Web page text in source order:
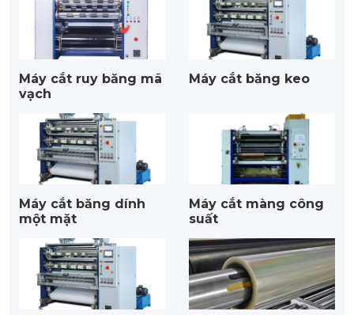
Máy cắt ruy băng mã
vạch
Máy cắt băng keo
Máy cắt băng dính
một mặt
Máy cắt màng công
suất